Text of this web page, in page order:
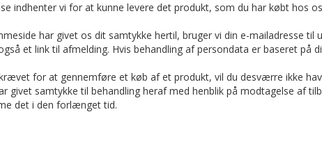
indhenter vi for at kunne levere det produkt, som du har købt hos
har givet os dit samtykke hertil, bruger vi din e-mailadresse
et link til afmelding. Hvis behandling af persondata er baseret på
for at gennemføre et køb af et produkt, vil du desværre ikke
givet samtykke til behandling heraf med henblik på modtagelse af
det i den forlænget tid.